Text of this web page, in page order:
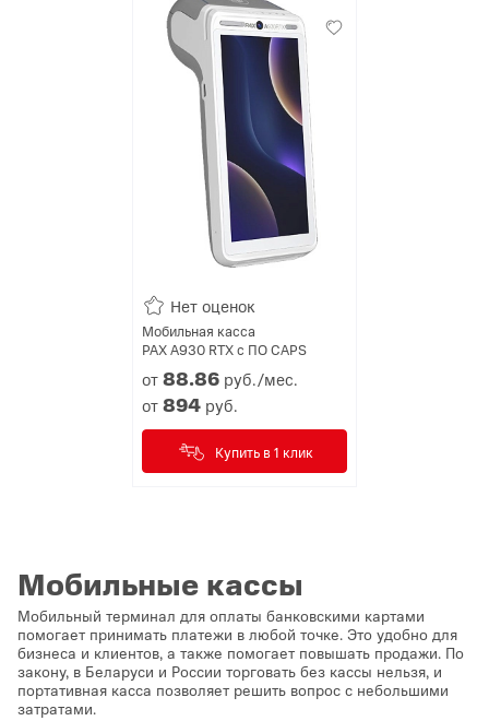
Нет оценок
Мобильная касса
PAX А930 RTX с ПО CAPS
от88.86 руб./мес.
от894 руб.
Купить в 1 клик
Мобильные кассы
Мобильный терминал для оплаты банковскими картами
помогает принимать платежи в любой точке. Это удобно для
бизнеса и клиентов, а также помогает повышать продажи. По
закону, в Беларуси и России торговать без кассы нельзя, и
портативная касса позволяет решить вопрос с небольшими
затратами.